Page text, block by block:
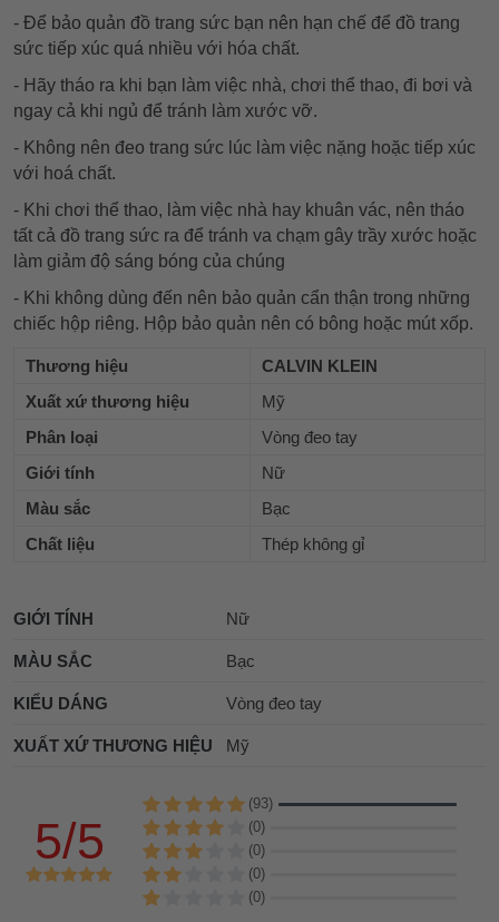
- Để bảo quản đồ trang sức bạn nên hạn chế để đồ trang
sức tiếp xúc quá nhiều với hóa chất.
- Hãy tháo ra khi bạn làm việc nhà, chơi thể thao, đi bơi và
ngay cả khi ngủ để tránh làm xước vỡ.
- Không nên đeo trang sức lúc làm việc nặng hoặc tiếp xúc
với hoá chất.
- Khi chơi thể thao, làm việc nhà hay khuân vác, nên tháo
tất cả đồ trang sức ra để tránh va chạm gây trầy xước hoặc
làm giảm độ sáng bóng của chúng
- Khi không dùng đến nên bảo quản cẩn thận trong những
chiếc hộp riêng. Hộp bảo quản nên có bông hoặc mút xốp.
Thương hiệu
CALVIN KLEIN
Xuất xứ thương hiệu
Mỹ
Phân loại
Vòng đeo tay
Giới tính
Nữ
Màu sắc
Bạc
Chất liệu
Thép không gỉ
GIỚI TÍNH Nữ
MÀU SẮC Bạc
KIỂU DÁNG Vòng đeo tay
XUẤT XỨ THƯƠNG HIỆU Mỹ
5/5
(93)
(0)
(0)
(0)
(0)